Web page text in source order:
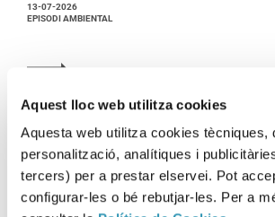
Aquest lloc web utilitza cookies
Aquesta web utilitza cookies tècniques,
personalització, analítiques i
tercers) per a prestar elservei. Pot
configurar-les o bé rebutjar-les. Per a
13-07-2026
EPISODI AMBIENTAL